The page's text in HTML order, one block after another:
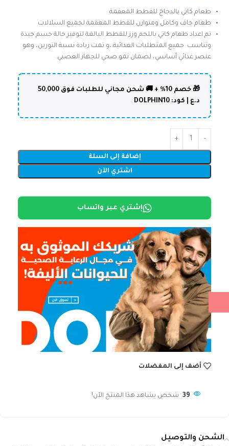
طعام كاتي بالدجاج للقطط المعقمة
طعام جاف وكامل ومتوازن للقطط المعقمة لجميع السلالات
تم اعداد طعام كاتي باللحم ورز للقطط البالغة لتوفير حالة جسم جيدة
وتناسب جميع المتطلبات الغذائية.،و تمت زيادة نسبة التورين، وهو
عنصر غذائي أساسي، لضمان نمو صحي للجهاز العصبي.
🎁 خصم 10% + 🚚 شحن مجاني للطلبات فوق 50,000
د.ع | كود: DOLPHIN10
إضافة إلى السلة
اشتري الآن
إشتري عبر واتساب
أضف إلى المفضلات
39 شخص يشاهد هذا المنتج الآن!
الشحن والتوصيل